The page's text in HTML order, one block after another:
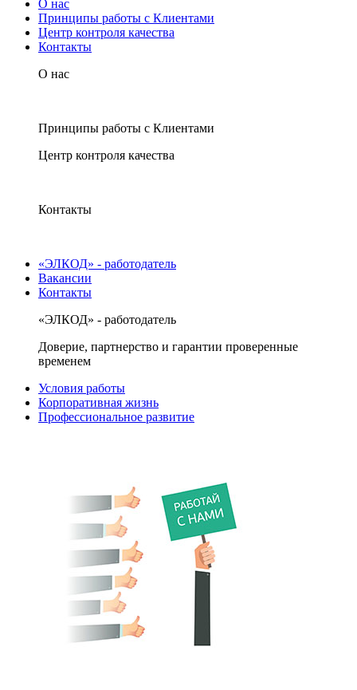
О нас
Принципы работы с Клиентами
Центр контроля качества
Контакты
О нас
Принципы работы с Клиентами
Центр контроля качества
Контакты
«ЭЛКОД» - работодатель
Вакансии
Контакты
«ЭЛКОД» - работодатель
Доверие, партнерство и гарантии проверенные
временем
Условия работы
Корпоративная жизнь
Профессиональное развитие